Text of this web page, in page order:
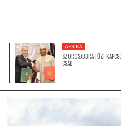
GLOBOTV BP
AFRIKA
SZOROSABBRA FŰZI
CSÁD